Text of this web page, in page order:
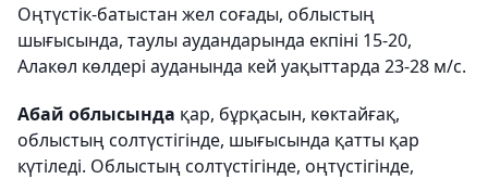
Оңтүстік-батыстан жел соғады, облыстың
шығысында, таулы аудандарында екпіні 15-20,
Алакөл көлдері ауданында кей уақыттарда 23-28 м/с.
Абай облысында қар, бұрқасын, көктайғақ,
облыстың солтүстігінде, шығысында қатты қар
күтіледі. Облыстың солтүстігінде, оңтүстігінде,